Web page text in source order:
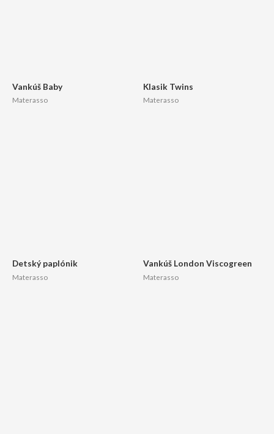
Vankúš Baby
Materasso
Klasik Twins
Materasso
Detský paplónik
Materasso
Vankúš London Viscogreen
Materasso